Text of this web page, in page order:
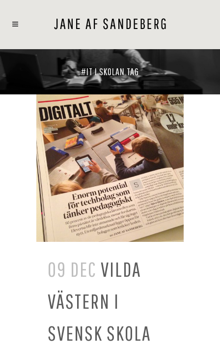
#IT I SKOLAN TAG
09 DEC VILDA
VÄSTERN I
SVENSK SKOLA